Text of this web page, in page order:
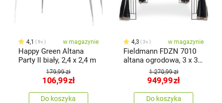
4,1 9x w magazynie
Happy Green Altana
Party II biały, 2,4 x 2,4 m
179,99 zł
106,99zł
Do koszyka
4,3 3x w magazynie
Fieldmann FDZN 7010
altana ogrodowa, 3 x 3
1 270,99 zł
949,99zł
Do koszyka